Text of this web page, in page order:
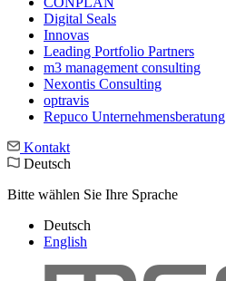
Digital Seals
Innovas
Leading Port­folio Partners
m3 manage­ment consul­ting
Nexontis Consulting
optravis
Repuco Unternehmensberatung
Kontakt
Deutsch
Bitte wählen Sie Ihre Sprache
Deutsch
English